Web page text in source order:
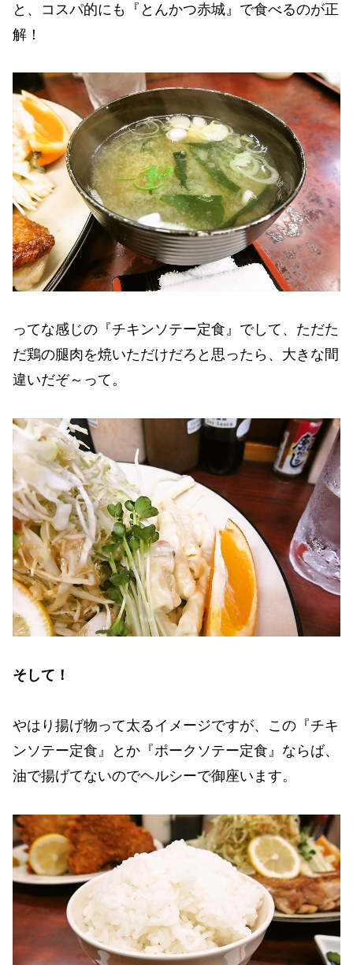
と、コスパ的にも『とんかつ赤城』で食べるのが正
解！
ってな感じの『チキンソテー定食』でして、ただた
だ鶏の腿肉を焼いただけだろと思ったら、大きな間
違いだぞ～って。
そして！
やはり揚げ物って太るイメージですが、この『チキ
ンソテー定食』とか『ポークソテー定食』ならば、
油で揚げてないのでヘルシーで御座います。